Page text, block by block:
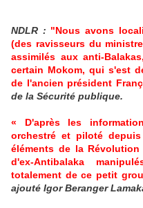
NDLR : "Nous avons
(des ravisseurs du
assimilés aux anti-
certain Mokom, qui s'est
de l'ancien président
de la Sécurité publique.
« D'après les
orchestré et piloté
éléments de la
d'ex-Antibalaka
totalement de ce petit
ajouté Igor Beranger